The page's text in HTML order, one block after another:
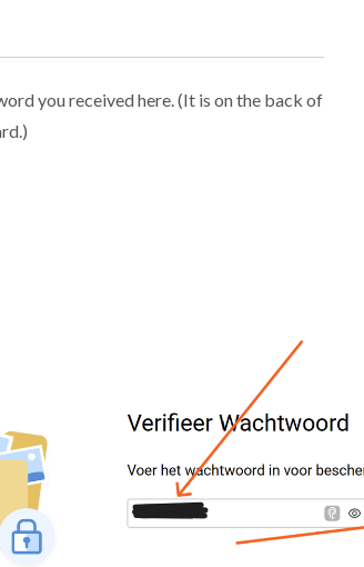
you received here. (It is on the back of